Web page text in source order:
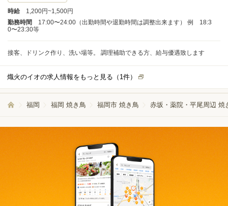
時給
1,200円~1,500円
勤務時間
17:00〜24:00（出勤時間や退勤時間は調整出来ます） 例 18:3
0〜23:30等
接客、ドリンク作り、洗い場等。 調理補助できる方、給与優遇致します
熾火のイオの求人情報をもっと見る（ 1件）
福岡 福岡 焼き鳥 福岡市 焼き鳥 赤坂・薬院・平尾周辺 焼